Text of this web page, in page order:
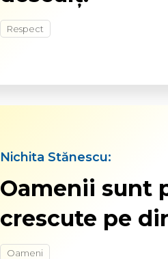
Respect
Nichita Stănescu:
Oamenii sunt
crescute pe
Oameni